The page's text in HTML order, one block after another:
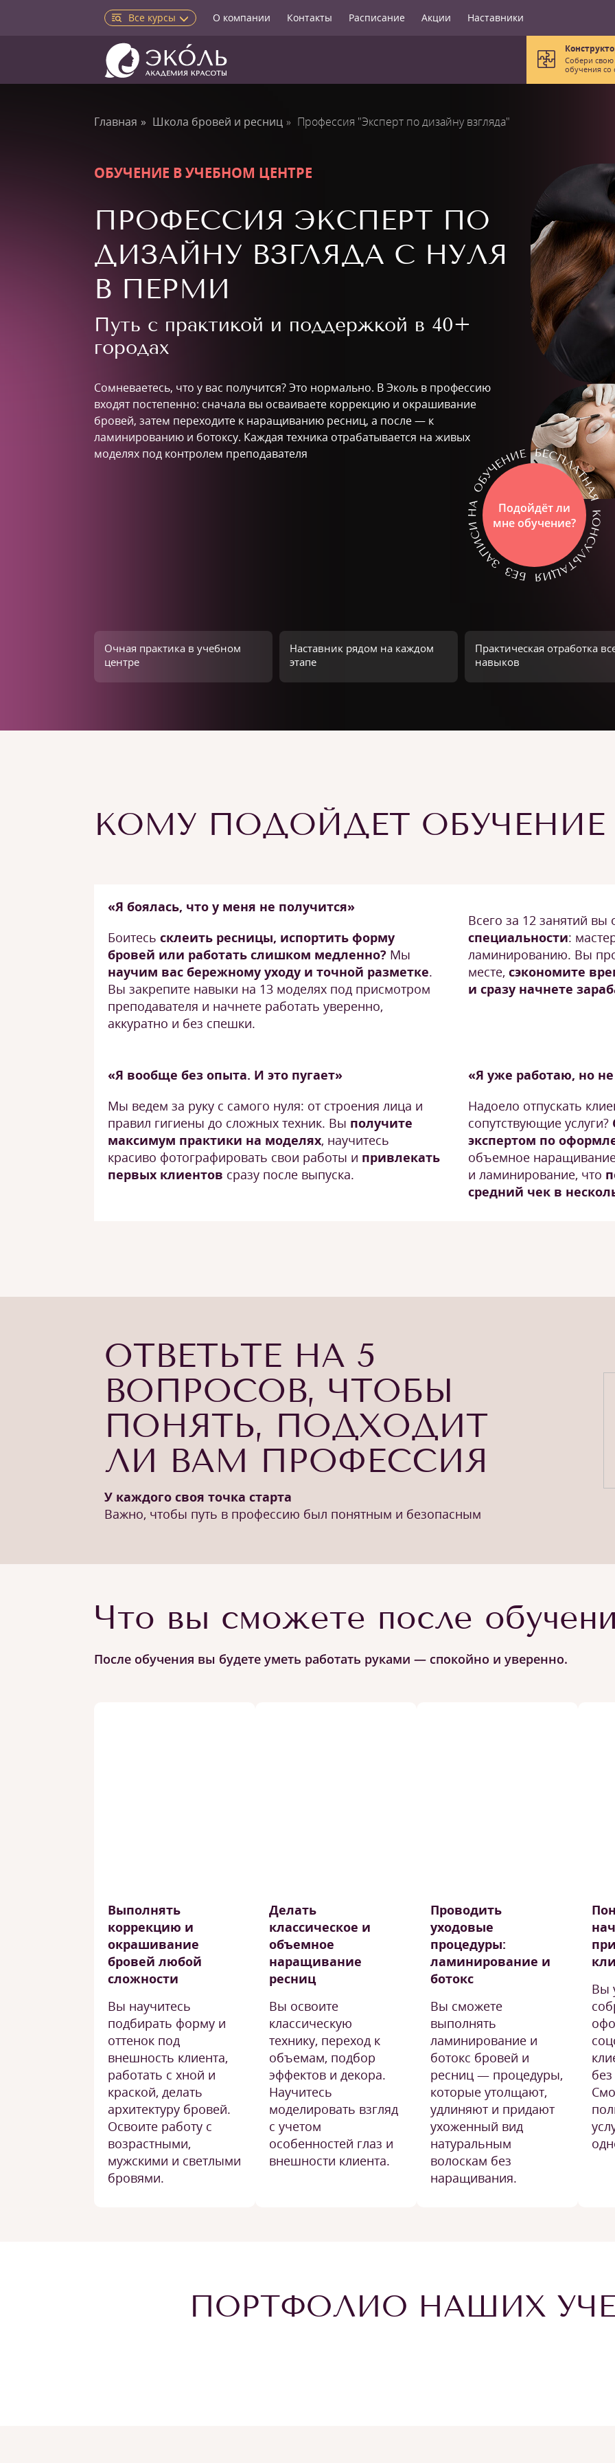
Все курсы О компании Контакты Расписание Акции Наставники
Собери
обучения со
Главная Школа бровей и ресниц Профессия "Эксперт по дизайну взгляда"
ОБУЧЕНИЕ В УЧЕБНОМ ЦЕНТРЕ
ПРОФЕССИЯ ЭКСПЕРТ ПО
ДИЗАЙНУ ВЗГЛЯДА С НУЛЯ
В ПЕРМИ
Путь с практикой и поддержкой в 40+
городах
Сомневаетесь, что у вас получится? Это нормально. В Эколь в профессию
входят постепенно: сначала вы осваиваете коррекцию и окрашивание
бровей, затем переходите к наращиванию ресниц, а после — к
ламинированию и ботоксу. Каждая техника отрабатывается на живых
моделях под контролем преподавателя
Подойдёт ли
мне обучение?
Очная практика в учебном
центре
Наставник рядом на каждом
этапе
Практическая отработка
навыков
КОМУ ПОДОЙДЕТ ОБУЧЕНИЕ
«Я боялась, что у меня не получится»
Боитесь склеить ресницы, испортить форму
бровей или работать слишком медленно? Мы
научим вас бережному уходу и точной разметке.
Вы закрепите навыки на 13 моделях под присмотром
преподавателя и начнете работать уверенно,
аккуратно и без спешки.
Всего за 12 занятий вы
специальности:
ламинированию. Вы
месте, сэкономите
и сразу начнете
«Я вообще без опыта. И это пугает»
Мы ведем за руку с самого нуля: от строения лица и
правил гигиены до сложных техник. Вы получите
максимум практики на моделях, научитесь
красиво фотографировать свои работы и привлекать
первых клиентов сразу после выпуска.
«Я уже работаю, но
Надоело отпускать
сопутствующие услуги?
экспертом по
объемное
и ламинирование, что
средний чек в
ОТВЕТЬТЕ НА 5
ВОПРОСОВ, ЧТОБЫ
ПОНЯТЬ, ПОДХОДИТ
ЛИ ВАМ ПРОФЕССИЯ
У каждого своя точка старта
Важно, чтобы путь в профессию был понятным и безопасным
Что вы сможете после
После обучения вы будете уметь работать руками — спокойно и уверенно.
Выполнять
коррекцию и
окрашивание
бровей любой
сложности
Вы научитесь
подбирать форму и
оттенок под
внешность клиента,
работать с хной и
краской, делать
архитектуру бровей.
Освоите работу с
возрастными,
мужскими и светлыми
бровями.
Делать
классическое и
объемное
наращивание
ресниц
Вы освоите
классическую
технику, переход к
объемам, подбор
эффектов и декора.
Научитесь
моделировать взгляд
с учетом
особенностей глаз и
внешности клиента.
Проводить
уходовые
процедуры:
ламинирование и
ботокс
Вы сможете
выполнять
ламинирование и
ботокс бровей и
ресниц — процедуры,
которые утолщают,
удлиняют и придают
ухоженный вид
натуральным
волоскам без
наращивания.
Вы
ПОРТФОЛИО НАШИХ